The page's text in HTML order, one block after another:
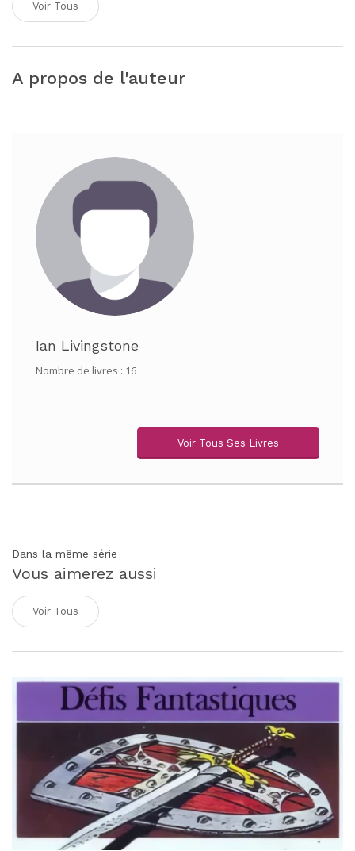
Voir Tous
A propos de l'auteur
Ian Livingstone
Nombre de livres : 16
Voir Tous Ses Livres
Dans la même série
Vous aimerez aussi
Voir Tous